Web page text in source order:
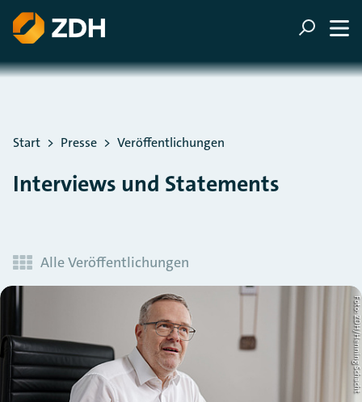
ZUM HAUPTINHALT SPRINGEN
ZUR SUCHE SPRINGEN
Start Presse Veröffentlichungen
Interviews und Statements
Alle Veröffentlichungen
Foto: ZDH/Henning Schacht